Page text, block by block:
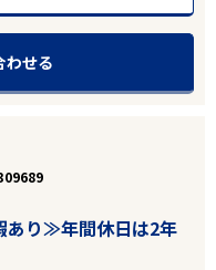
わせる
あり≫年間休日は2年